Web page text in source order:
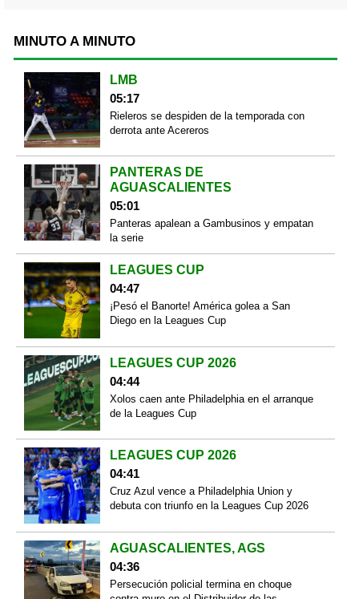
MINUTO A MINUTO
LMB
05:17
Rieleros se despiden de la temporada con
derrota ante Acereros
PANTERAS DE
AGUASCALIENTES
05:01
Panteras apalean a Gambusinos y empatan
la serie
LEAGUES CUP
04:47
¡Pesó el Banorte! América golea a San
Diego en la Leagues Cup
LEAGUES CUP 2026
04:44
Xolos caen ante Philadelphia en el arranque
de la Leagues Cup
LEAGUES CUP 2026
04:41
Cruz Azul vence a Philadelphia Union y
debuta con triunfo en la Leagues Cup 2026
AGUASCALIENTES, AGS
04:36
Persecución policial termina en choque